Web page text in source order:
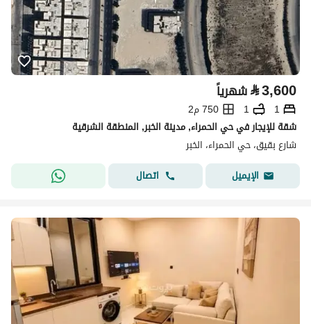
⃁3,600 شهرياً
1
1
750 م2
شقة للإيجار في حي الحمراء, مدينة الخبر, المنطقة الشرقية
شارع بقيق، حي الحمراء، الخبر
الإيميل
اتصال